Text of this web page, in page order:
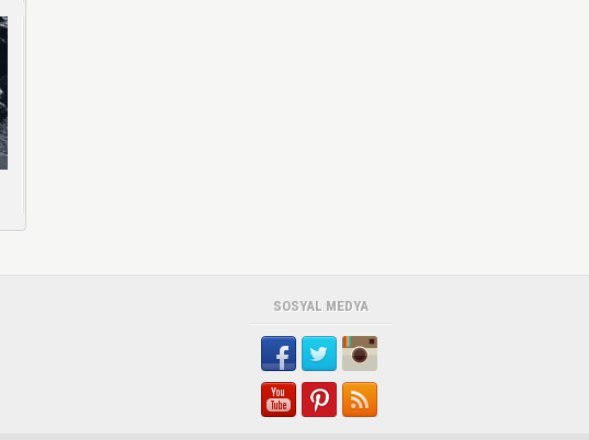
SOSYAL MEDYA